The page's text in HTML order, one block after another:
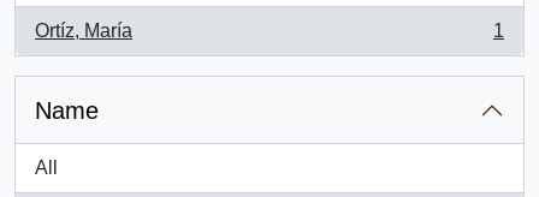
Ortíz, María
, 1 results
1
Name
All